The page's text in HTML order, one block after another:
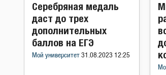
Серебряная медаль
даст до трех
дополнительных
баллов на ЕГЭ
Мой университет 31.08.2023 12:25